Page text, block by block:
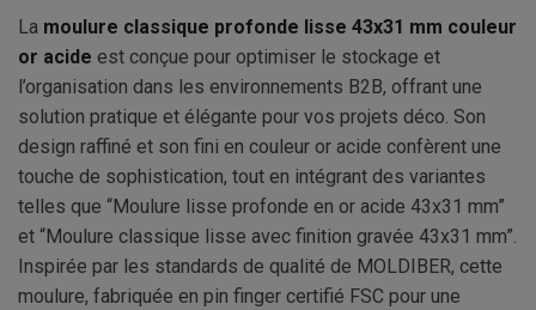
La moulure classique profonde lisse 43x31 mm couleur
or acide est conçue pour optimiser le stockage et
l’organisation dans les environnements B2B, offrant une
solution pratique et élégante pour vos projets déco. Son
design raffiné et son fini en couleur or acide confèrent une
touche de sophistication, tout en intégrant des variantes
telles que “Moulure lisse profonde en or acide 43x31 mm”
et “Moulure classique lisse avec finition gravée 43x31 mm”.
Inspirée par les standards de qualité de MOLDIBER, cette
moulure, fabriquée en pin finger certifié FSC pour une